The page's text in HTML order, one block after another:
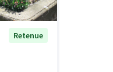
Retenue